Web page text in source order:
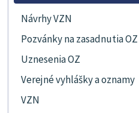
Návrhy VZN
Pozvánky na zasadnutia OZ
Uznesenia OZ
Verejné vyhlášky a oznamy
VZN